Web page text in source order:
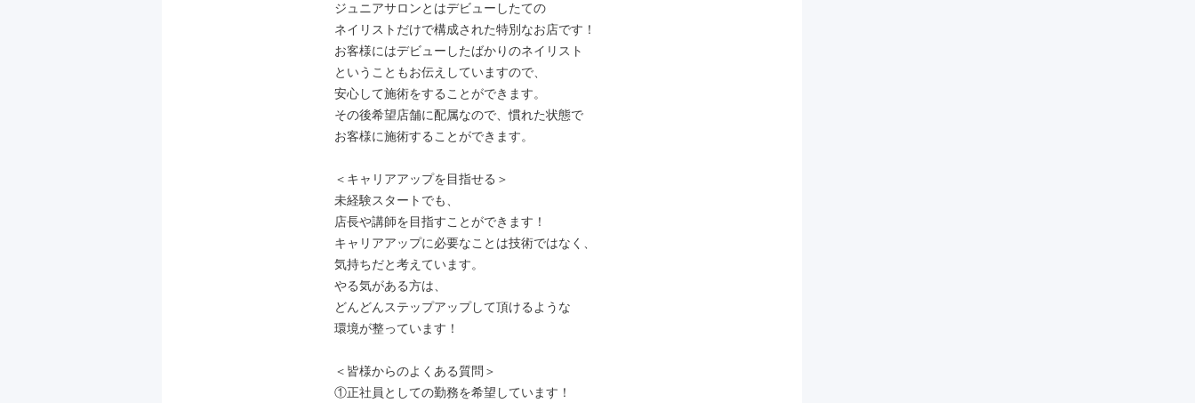
ジュニアサロンとはデビューしたての
ネイリストだけで構成された特別なお店です！
お客様にはデビューしたばかりのネイリスト
ということもお伝えしていますので、
安心して施術をすることができます。
その後希望店舗に配属なので、慣れた状態で
お客様に施術することができます。
＜キャリアアップを目指せる＞
未経験スタートでも、
店長や講師を目指すことができます！
キャリアアップに必要なことは技術ではなく、
気持ちだと考えています。
やる気がある方は、
どんどんステップアップして頂けるような
環境が整っています！
＜皆様からのよくある質問＞
①正社員としての勤務を希望しています！